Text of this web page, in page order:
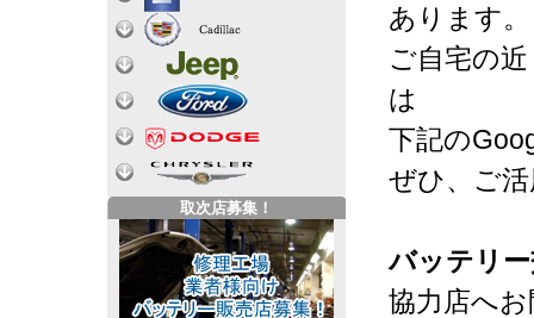
あります
ご自宅の
は
下記の
ぜひ、ご
バッテリ
協力店へ
取次店募集！